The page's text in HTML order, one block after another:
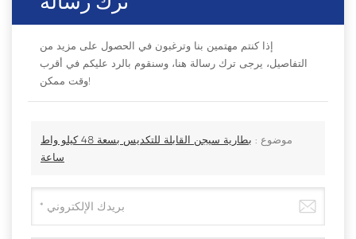
إذا كنتم مهتمين بنا وترغبون في الحصول على مزيد من
التفاصيل، يرجى ترك رسالة هنا، وسنقوم بالرد عليكم في أقرب
وقت ممكن!
موضوع :
بطارية سيجن القابلة للتكديس بسعة 48 كيلو واط
ساعة